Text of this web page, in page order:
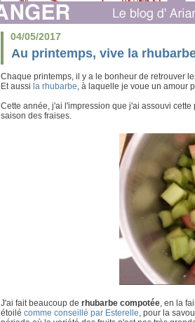
04/05/2017
Au printemps, vive la
Chaque printemps, il y a le bonheur de retrouver
Et aussi la rhubarbe, à laquelle je voue un amour
Cette année, j'ai l'impression que j'ai assouvi
saison des fraises.
J'ai fait beaucoup de rhubarbe compotée , en la
étoilé comme conseillé par Esterelle , pour la